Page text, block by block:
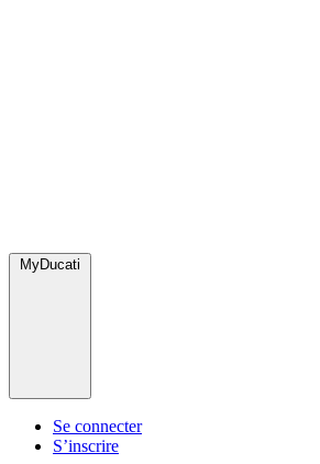
MyDucati
Se connecter
S’inscrire